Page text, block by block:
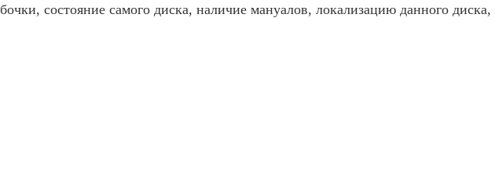
состояние самого диска, наличие мануалов, локализацию данного